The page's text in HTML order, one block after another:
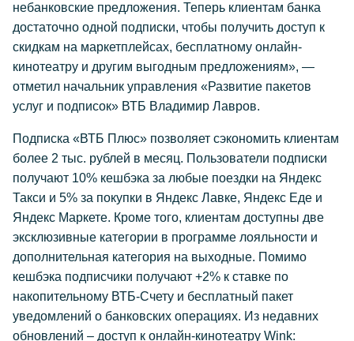
небанковские предложения. Теперь клиентам банка
достаточно одной подписки, чтобы получить доступ к
скидкам на маркетплейсах, бесплатному онлайн-
кинотеатру и другим выгодным предложениям», —
отметил начальник управления «Развитие пакетов
услуг и подписок» ВТБ Владимир Лавров.
Подписка «ВТБ Плюс» позволяет сэкономить клиентам
более 2 тыс. рублей в месяц. Пользователи подписки
получают 10% кешбэка за любые поездки на Яндекс
Такси и 5% за покупки в Яндекс Лавке, Яндекс Еде и
Яндекс Маркете. Кроме того, клиентам доступны две
эксклюзивные категории в программе лояльности и
дополнительная категория на выходные. Помимо
кешбэка подписчики получают +2% к ставке по
накопительному ВТБ-Счету и бесплатный пакет
уведомлений о банковских операциях. Из недавних
обновлений – доступ к онлайн-кинотеатру Wink: